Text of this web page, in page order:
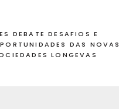
DEBATE DESAFIOS E
DAS NOVAS
LONGEVAS